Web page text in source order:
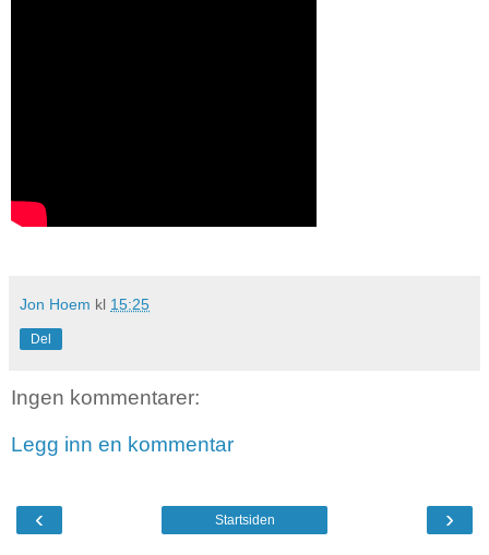
Jon Hoem kl 15:25
Del
Ingen kommentarer:
Legg inn en kommentar
‹ ›
Startsiden